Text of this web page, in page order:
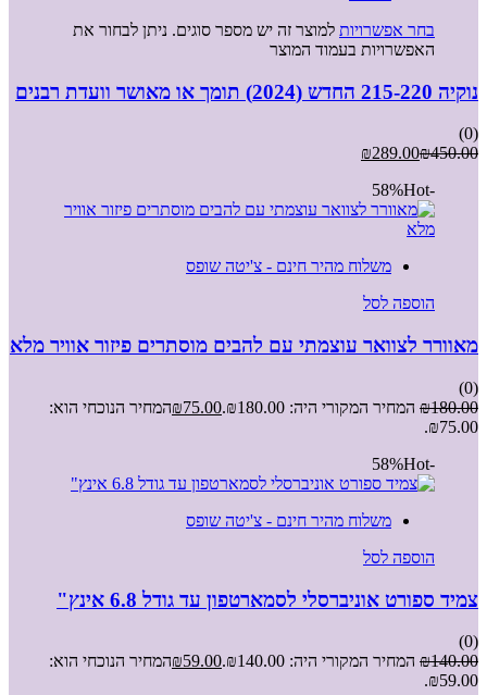
בחר אפשרויות למוצר זה יש מספר סוגים. ניתן לבחור את
האפשרויות בעמוד המוצר
נוקיה 215-220 החדש (2024) תומך או מאושר וועדת רבנים
(0)
₪450.00
₪289.00
-58%
Hot
משלוח מהיר חינם - צ'יטה שופס
הוספה לסל
מאוורר לצוואר עוצמתי עם להבים מוסתרים פיזור אוויר מלא
(0)
₪180.00 המחיר המקורי היה: ₪180.00. ₪75.00
המחיר הנוכחי הוא:
₪75.00.
-58%
Hot
משלוח מהיר חינם - צ'יטה שופס
הוספה לסל
צמיד ספורט אוניברסלי לסמארטפון עד גודל 6.8 אינץ"
(0)
₪140.00 המחיר המקורי היה: ₪140.00. ₪59.00
המחיר הנוכחי הוא:
₪59.00.